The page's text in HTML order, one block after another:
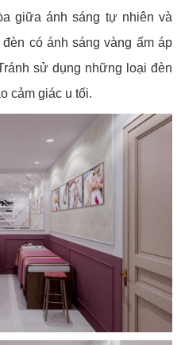
giữa ánh sáng tự nhiên và
có ánh sáng vàng ấm áp
sử dụng những loại đèn
cảm giác u tối.